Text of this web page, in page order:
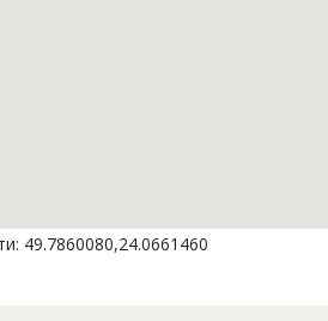
49.7860080,24.0661460